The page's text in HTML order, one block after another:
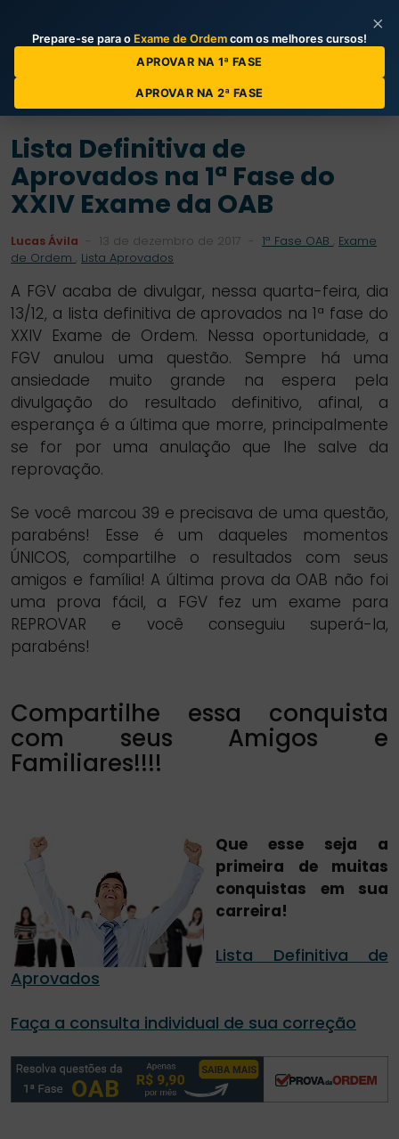
Categorias de Posts
Lista Definitiva de
Aprovados na 1ª Fase do
XXIV Exame da OAB
Lucas Ávila 13 de dezembro de 2017 1ª Fase OAB
Exame
de Ordem
Lista Aprovados
A FGV acaba de divulgar, nessa quarta-feira, dia
13/12, a lista definitiva de aprovados na 1ª fase do
XXIV Exame de Ordem. Nessa oportunidade, a
FGV anulou uma questão. Sempre há uma
ansiedade muito grande na espera pela
divulgação do resultado definitivo, afinal, a
esperança é a última que morre, principalmente
se for por uma anulação que lhe salve da
reprovação.
Se você marcou 39 e precisava de uma questão,
parabéns! Esse é um daqueles momentos
ÚNICOS, compartilhe o resultados com seus
amigos e família! A última prova da OAB não foi
uma prova fácil, a FGV fez um exame para
REPROVAR e você conseguiu superá-la,
parabéns!
Compartilhe essa conquista
com seus Amigos e
Familiares!!!!
Que esse seja a
primeira de muitas
conquistas em sua
carreira!
Lista Definitiva de
Aprovados
Faça a consulta individual de sua correção
×
Prepare-se para o Exame de Ordem com os melhores cursos!
APROVAR NA 1ª FASE
APROVAR NA 2ª FASE